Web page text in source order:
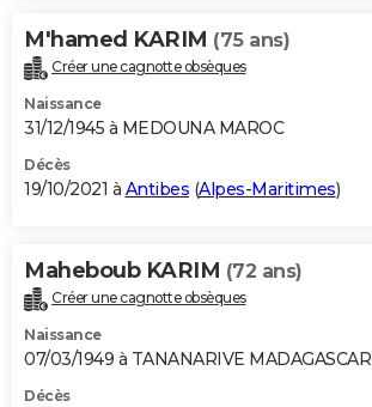
M'hamed KARIM (75 ans)
Créer une cagnotte obsèques
Naissance
31/12/1945 à MEDOUNA MAROC
Décès
19/10/2021 à Antibes (Alpes-Maritimes)
Maheboub KARIM (72 ans)
Créer une cagnotte obsèques
Naissance
07/03/1949 à TANANARIVE MADAGASCAR
Décès